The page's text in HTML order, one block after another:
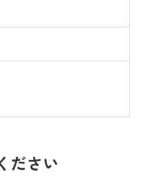
ださい